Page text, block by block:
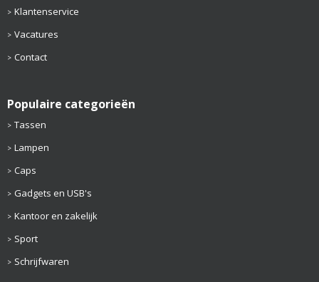
Klantenservice
Vacatures
Contact
Populaire categorieën
Tassen
Lampen
Caps
Gadgets en USB's
Kantoor en zakelijk
Sport
Schrijfwaren